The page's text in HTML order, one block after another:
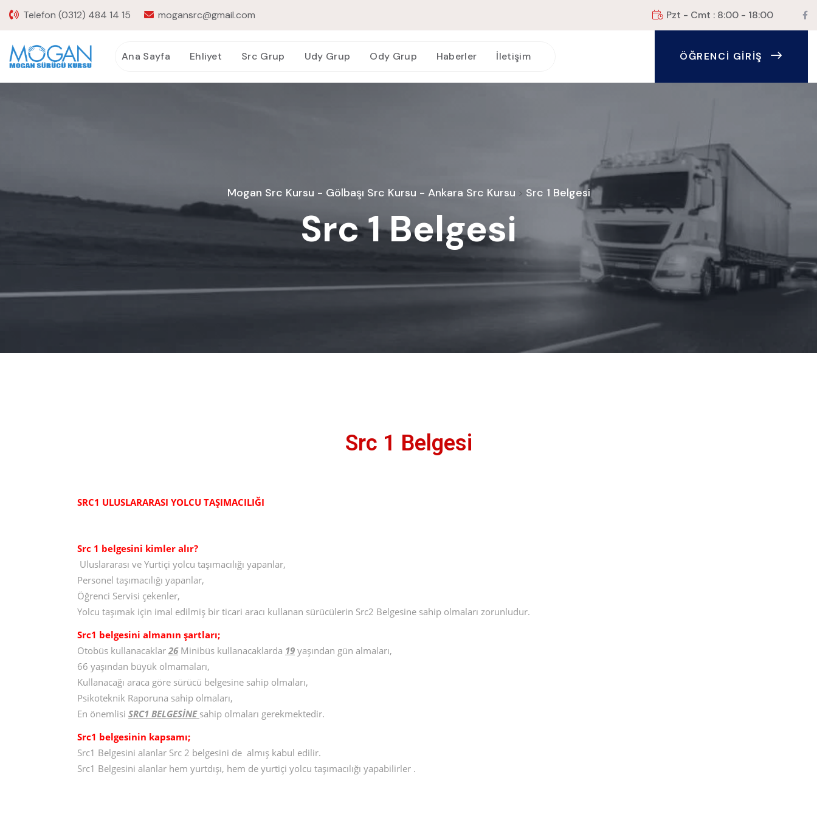
Telefon (0312) 484 14 15 mogansrc@gmail.com Pzt - Cmt : 8:00 - 18:00
Ana Sayfa Ehliyet Src Grup Udy Grup Ody Grup Haberler İletişim ÖĞRENCI GIRIŞ
Mogan Src Kursu - Gölbaşı Src Kursu - Ankara Src Kursu > Src 1 Belgesi
Src 1 Belgesi
Src 1 Belgesi
SRC1 ULUSLARARASI YOLCU TAŞIMACILIĞI
Src 1 belgesini kimler alır?
Uluslararası ve Yurtiçi yolcu taşımacılığı yapanlar,
Personel taşımacılığı yapanlar,
Öğrenci Servisi çekenler,
Yolcu taşımak için imal edilmiş bir ticari aracı kullanan sürücülerin Src2 Belgesine sahip olmaları zorunludur.
Src1 belgesini almanın şartları;
Otobüs kullanacaklar26Minibüs kullanacaklarda 19 yaşından gün almaları,
66 yaşından büyük olmamaları,
Kullanacağı araca göre sürücü belgesine sahip olmaları,
Psikoteknik Raporuna sahip olmaları,
En önemlisi SRC1 BELGESİNE sahip olmaları gerekmektedir.
Src1 belgesinin kapsamı;
Src1 Belgesini alanlar Src 2 belgesini de almış kabul edilir.
Src1 Belgesini alanlar hem yurtdışı, hem de yurtiçi yolcu taşımacılığı yapabilirler .